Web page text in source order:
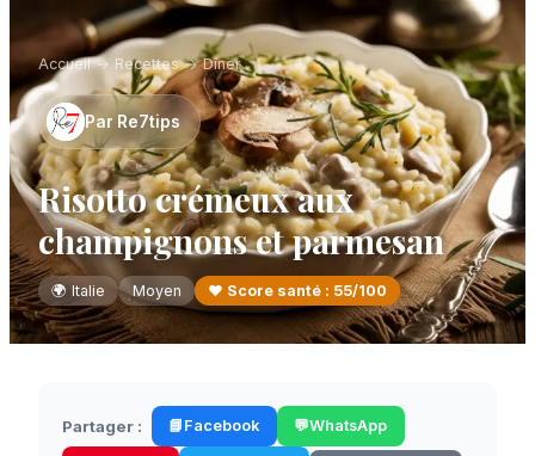
Accueil→ Recettes→Dîner
Par Re7tips
Risotto crémeux aux
champignons et parmesan
🌍Italie Moyen ❤️ Score santé : 55/100
Partager : 📘 Facebook 💬WhatsApp